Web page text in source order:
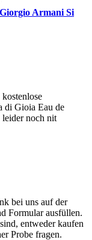
Giorgio Armani Si
di Gioia Eau de
leider noch nit
bei uns auf der
Formular ausfüllen.
entweder kaufen
Probe fragen.